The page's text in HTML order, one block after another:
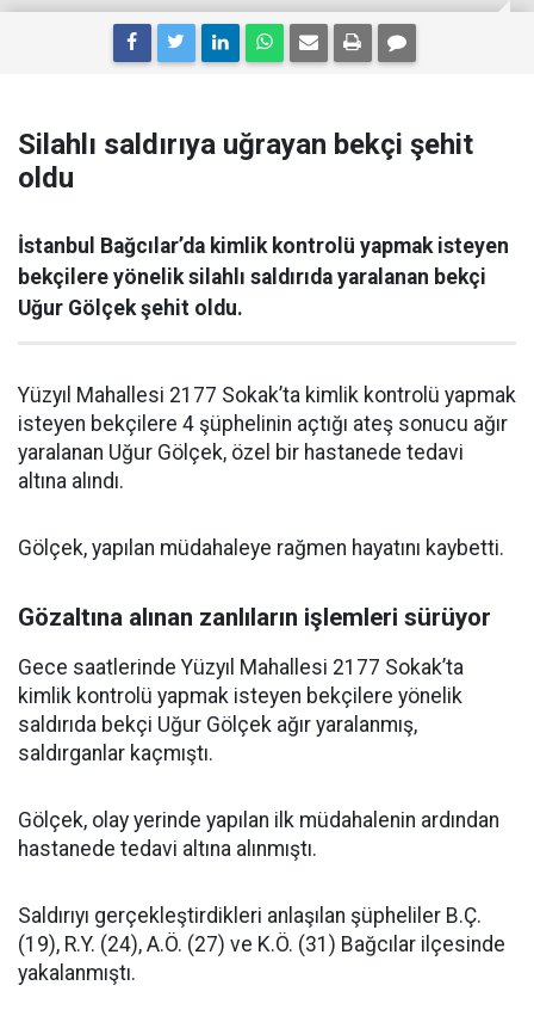
Silahlı saldırıya uğrayan bekçi şehit
oldu
İstanbul Bağcılar’da kimlik kontrolü yapmak isteyen
bekçilere yönelik silahlı saldırıda yaralanan bekçi
Uğur Gölçek şehit oldu.
Yüzyıl Mahallesi 2177 Sokak’ta kimlik kontrolü yapmak
isteyen bekçilere 4 şüphelinin açtığı ateş sonucu ağır
yaralanan Uğur Gölçek, özel bir hastanede tedavi
altına alındı.
Gölçek, yapılan müdahaleye rağmen hayatını kaybetti.
Gözaltına alınan zanlıların işlemleri sürüyor
Gece saatlerinde Yüzyıl Mahallesi 2177 Sokak’ta
kimlik kontrolü yapmak isteyen bekçilere yönelik
saldırıda bekçi Uğur Gölçek ağır yaralanmış,
saldırganlar kaçmıştı.
Gölçek, olay yerinde yapılan ilk müdahalenin ardından
hastanede tedavi altına alınmıştı.
Saldırıyı gerçekleştirdikleri anlaşılan şüpheliler B.Ç.
(19), R.Y. (24), A.Ö. (27) ve K.Ö. (31) Bağcılar ilçesinde
yakalanmıştı.